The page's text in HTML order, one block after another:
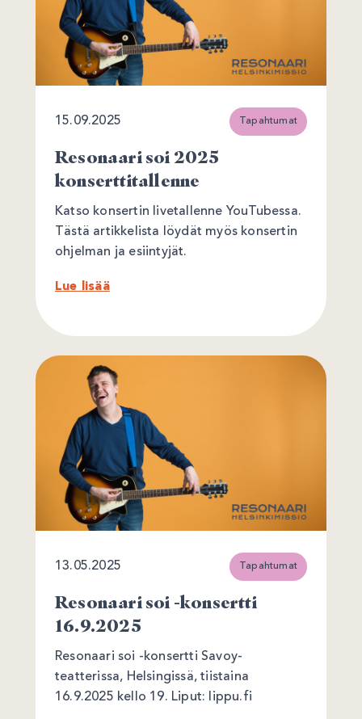
15.09.2025 Tapahtumat
Resonaari soi 2025
konserttitallenne
Katso konsertin livetallenne YouTubessa.
Tästä artikkelista löydät myös konsertin
ohjelman ja esiintyjät.
Lue lisää
13.05.2025 Tapahtumat
Resonaari soi -konsertti
16.9.2025
Resonaari soi -konsertti Savoy-
teatterissa, Helsingissä, tiistaina
16.9.2025 kello 19. Liput: lippu.fi